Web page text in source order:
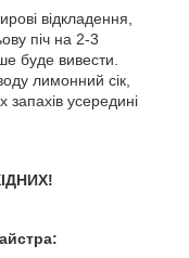
відкладення,
піч на 2-3
буде вивести.
лимонний сік,
усередині